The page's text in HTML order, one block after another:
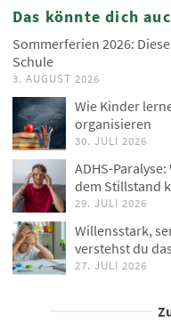
Das könnte dich
Sommerferien 2026:
Schule
3. AUGUST 2026
Wie Kinder
organisieren
30. JULI 2026
ADHS-
dem Stillstand
29. JULI 2026
Willensstark,
verstehst du
27. JULI 2026